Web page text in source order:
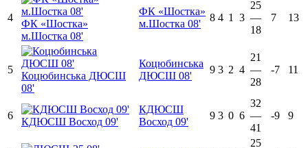
4
ФК «Шостка»
м.Шостка 08'
ФК «Шостка»
м.Шостка 08'
8 4 1 3
25
—
18
7 13
5
Коцюбинська ДЮСШ
08'
Коцюбинська
ДЮСШ 08'
9 3 2 4
21
—
28
-7 11
6
КДЮСШ Восход 09'
КДЮСШ
Восход 09'
9 3 0 6
32
—
41
-9 9
25